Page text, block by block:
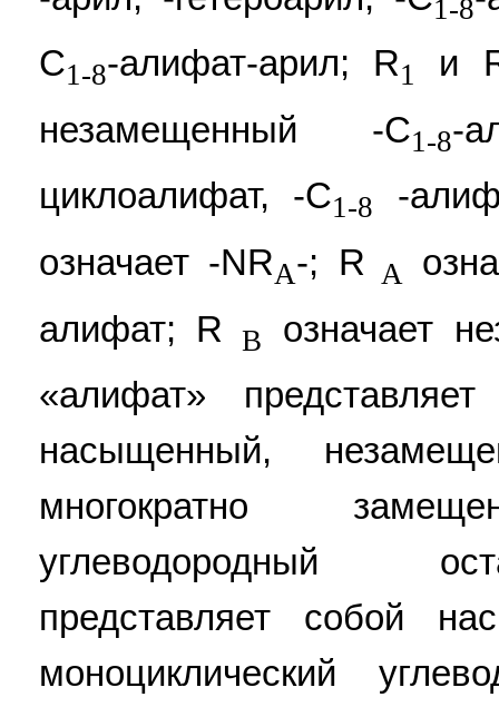
1-8
C1-8-алифат-арил; R1
и
незамещенный -C1-8-
циклоалифат, -C1-8
-
означает -NRA-; R A
алифат; R B
означает
«алифат»
насыщенный,
многократно
углеводородный
представляет собой
моноциклический